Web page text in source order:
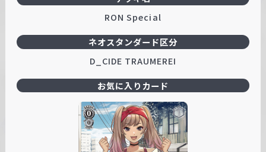
RON Special
ネオスタンダード区分
D_CIDE TRAUMEREI
お気に入りカード